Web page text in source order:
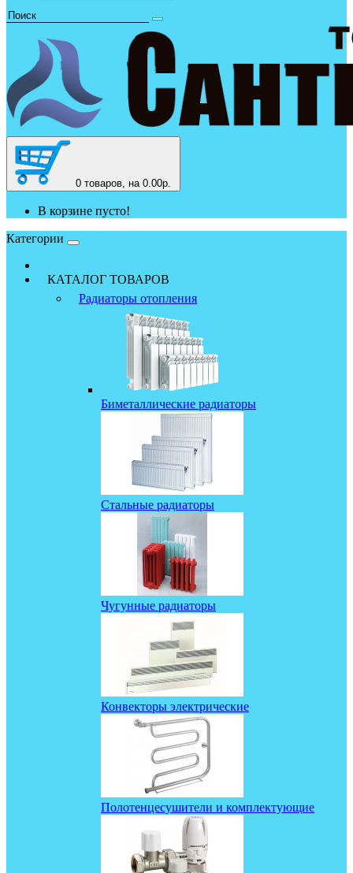
0 товаров, на 0.00р.
В корзине пусто!
Категории
КАТАЛОГ ТОВАРОВ
Радиаторы отопления
Биметаллические радиаторы
Стальные радиаторы
Чугунные радиаторы
Конвекторы электрические
Полотенцесушители и комплектующие